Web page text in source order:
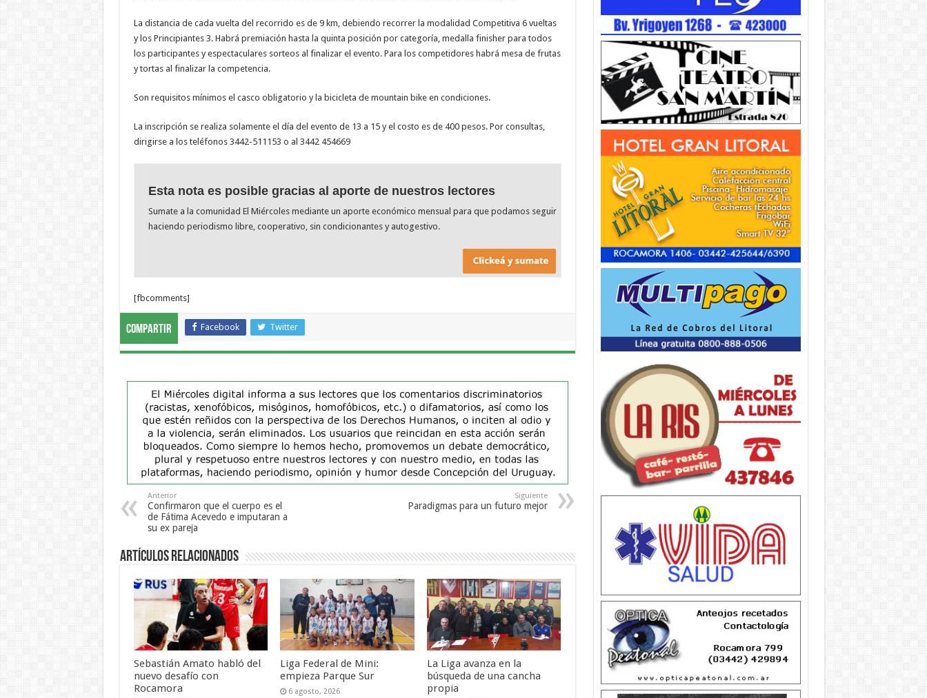
La distancia de cada vuelta del recorrido es de 9 km, debiendo recorrer la modalidad Competitiva 6 vueltas
y los Principiantes 3. Habrá premiación hasta la quinta posición por categoría, medalla finisher para todos
los participantes y espectaculares sorteos al finalizar el evento. Para los competidores habrá mesa de frutas
y tortas al finalizar la competencia.
Son requisitos mínimos el casco obligatorio y la bicicleta de mountain bike en condiciones.
La inscripción se realiza solamente el día del evento de 13 a 15 y el costo es de 400 pesos. Por consultas,
dirigirse a los teléfonos 3442-511153 o al 3442 454669
Esta nota es posible gracias al aporte de nuestros lectores
Sumate a la comunidad El Miércoles mediante un aporte económico mensual para que podamos seguir
haciendo periodismo libre, cooperativo, sin condicionantes y autogestivo.
[fbcomments]
Compartir Facebook Twitter
Anterior
Confirmaron que el cuerpo es el
de Fátima Acevedo e imputaran a
su ex pareja
Siguiente
Paradigmas para un futuro mejor
Artículos Relacionados
Sebastián Amato habló del
nuevo desafío con
Rocamora
Liga Federal de Mini:
empieza Parque Sur
6 agosto, 2026
La Liga avanza en la
búsqueda de una cancha
propia